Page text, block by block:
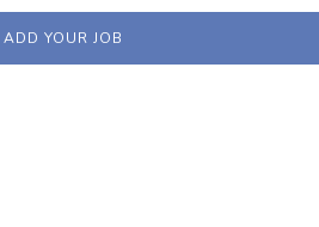
ADD YOUR JOB